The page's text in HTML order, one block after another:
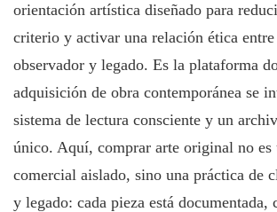
orientación artística diseñado para
criterio y activar una relación ética entre
observador y legado. Es la plataforma
adquisición de obra contemporánea se
sistema de lectura consciente y un
único. Aquí, comprar arte original no es
comercial aislado, sino una práctica de
y legado: cada pieza está documentada,